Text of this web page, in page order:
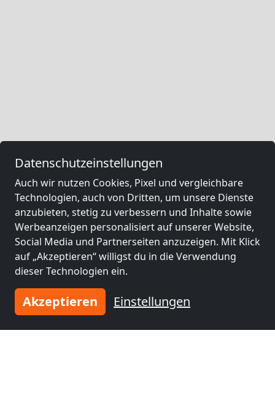
Datenschutzeinstellungen
Auch wir nutzen Cookies, Pixel und vergleichbare
Technologien, auch von Dritten, um unsere Dienste
anzubieten, stetig zu verbessern und Inhalte sowie
Werbeanzeigen personalisiert auf unserer Website,
Social Media und Partnerseiten anzuzeigen. Mit Klick
auf „Akzeptieren“ willigst du in die Verwendung
dieser Technologien ein.
Akzeptieren Einstellungen